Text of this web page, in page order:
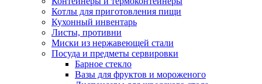
Котлы для приготовления пищи
Кухонный инвентарь
Листы, противни
Миски из нержавеющей стали
Посуда и предметы сервировки
Барное стекло
Вазы для фруктов и мороженого